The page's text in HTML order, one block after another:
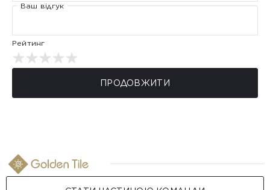
Ваш відгук
Рейтинг
ПРОДОВЖИТИ